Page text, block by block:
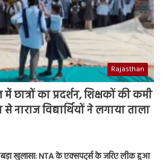
Rajasthan
का प्रदर्शन, शिक्षकों की कमी
विद्यार्थियों ने लगाया ताला
बड़ा खुलासा: NTA के एक्सपर्ट्स के जरिए लीक हुआ